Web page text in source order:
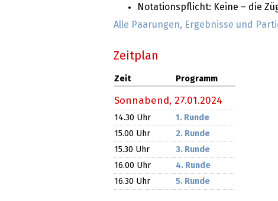
Notationspflicht: Keine – die
Alle Paarungen, Ergebnisse und
Zeitplan
Zeit Programm
Sonnabend, 27.01.2024
14.30 Uhr
1. Runde
15.00 Uhr
2. Runde
15.30 Uhr
3. Runde
16.00 Uhr
4. Runde
16.30 Uhr
5. Runde